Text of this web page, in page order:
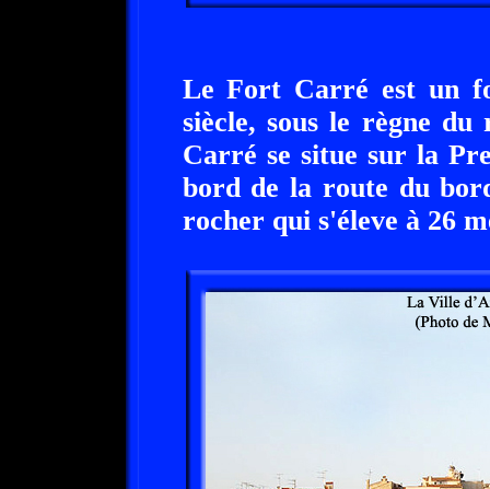
Le Fort Carré est un
siècle, sous le règne
Carré se situe sur la
bord de la route du
rocher qui s'éleve à 26